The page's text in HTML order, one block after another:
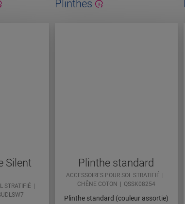
Silent
STRATIFIÉ
Plinthes
Plinthe standard
ACCESSOIRES POUR SOL STRATIFIÉ
CHÊNE COTON
QSSK08254
Plinthe standard (couleur assortie)